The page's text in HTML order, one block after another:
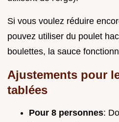
Si vous voulez réduire
pouvez utiliser du poulet
boulettes, la sauce
Ajustements pour
tablées
Pour 8 personnes: